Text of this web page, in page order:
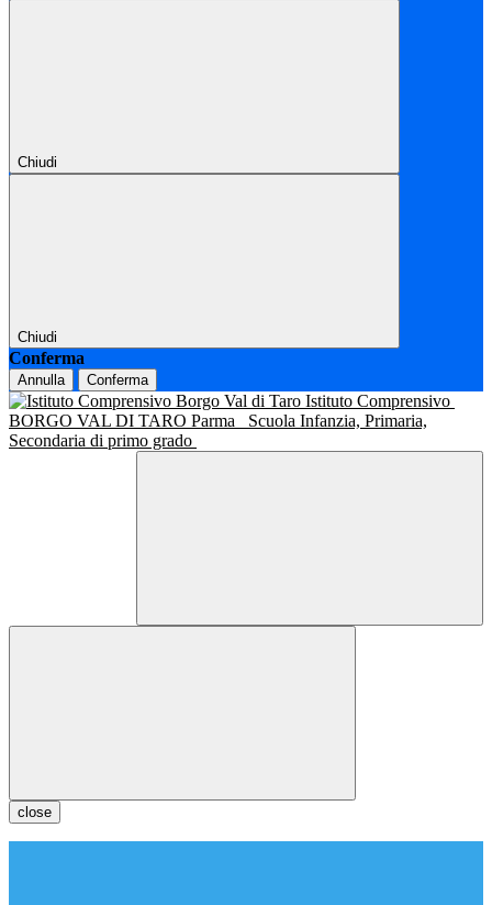
Chiudi
Chiudi
Conferma
Annulla Conferma
Istituto Comprensivo
BORGO VAL DI TARO Parma
Scuola Infanzia, Primaria,
Secondaria di primo grado
close